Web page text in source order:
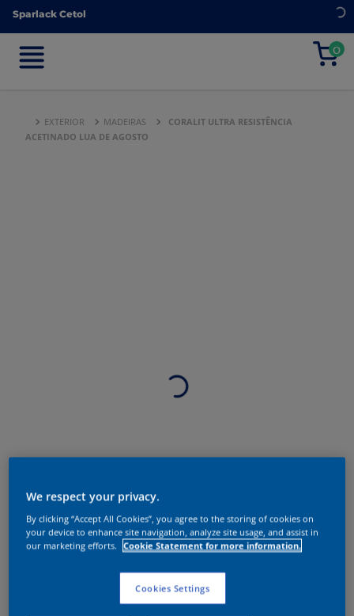
Sparlack Cetol
0
Sparlack Cetol
0
EXTERIOR MADEIRAS
CORALIT ULTRA RESISTÊNCIA
ACETINADO LUA DE AGOSTO
We respect your privacy.
By clicking “Accept All Cookies”, you agree to the storing of cookies on
your device to enhance site navigation, analyze site usage, and assist in
our marketing efforts.
Cookie Statement for more information.
Cookies Settings